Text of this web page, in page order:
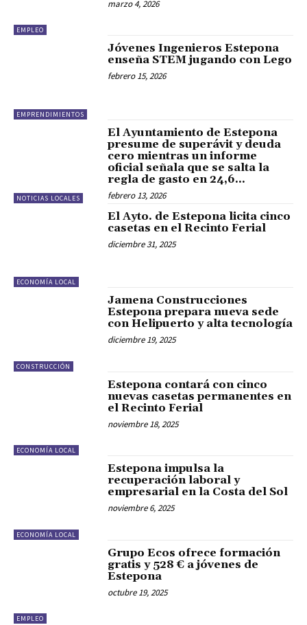
EMPLEO
marzo 4, 2026
EMPRENDIMIENTOS
Jóvenes Ingenieros Estepona
enseña STEM jugando con Lego
febrero 15, 2026
NOTICIAS LOCALES
El Ayuntamiento de Estepona
presume de superávit y deuda
cero mientras un informe
oficial señala que se salta la
regla de gasto en 24,6...
febrero 13, 2026
ECONOMÍA LOCAL
El Ayto. de Estepona licita cinco
casetas en el Recinto Ferial
diciembre 31, 2025
CONSTRUCCIÓN
Jamena Construcciones
Estepona prepara nueva sede
con Helipuerto y alta tecnología
diciembre 19, 2025
ECONOMÍA LOCAL
Estepona contará con cinco
nuevas casetas permanentes en
el Recinto Ferial
noviembre 18, 2025
ECONOMÍA LOCAL
Estepona impulsa la
recuperación laboral y
empresarial en la Costa del Sol
noviembre 6, 2025
EMPLEO
Grupo Ecos ofrece formación
gratis y 528 € a jóvenes de
Estepona
octubre 19, 2025